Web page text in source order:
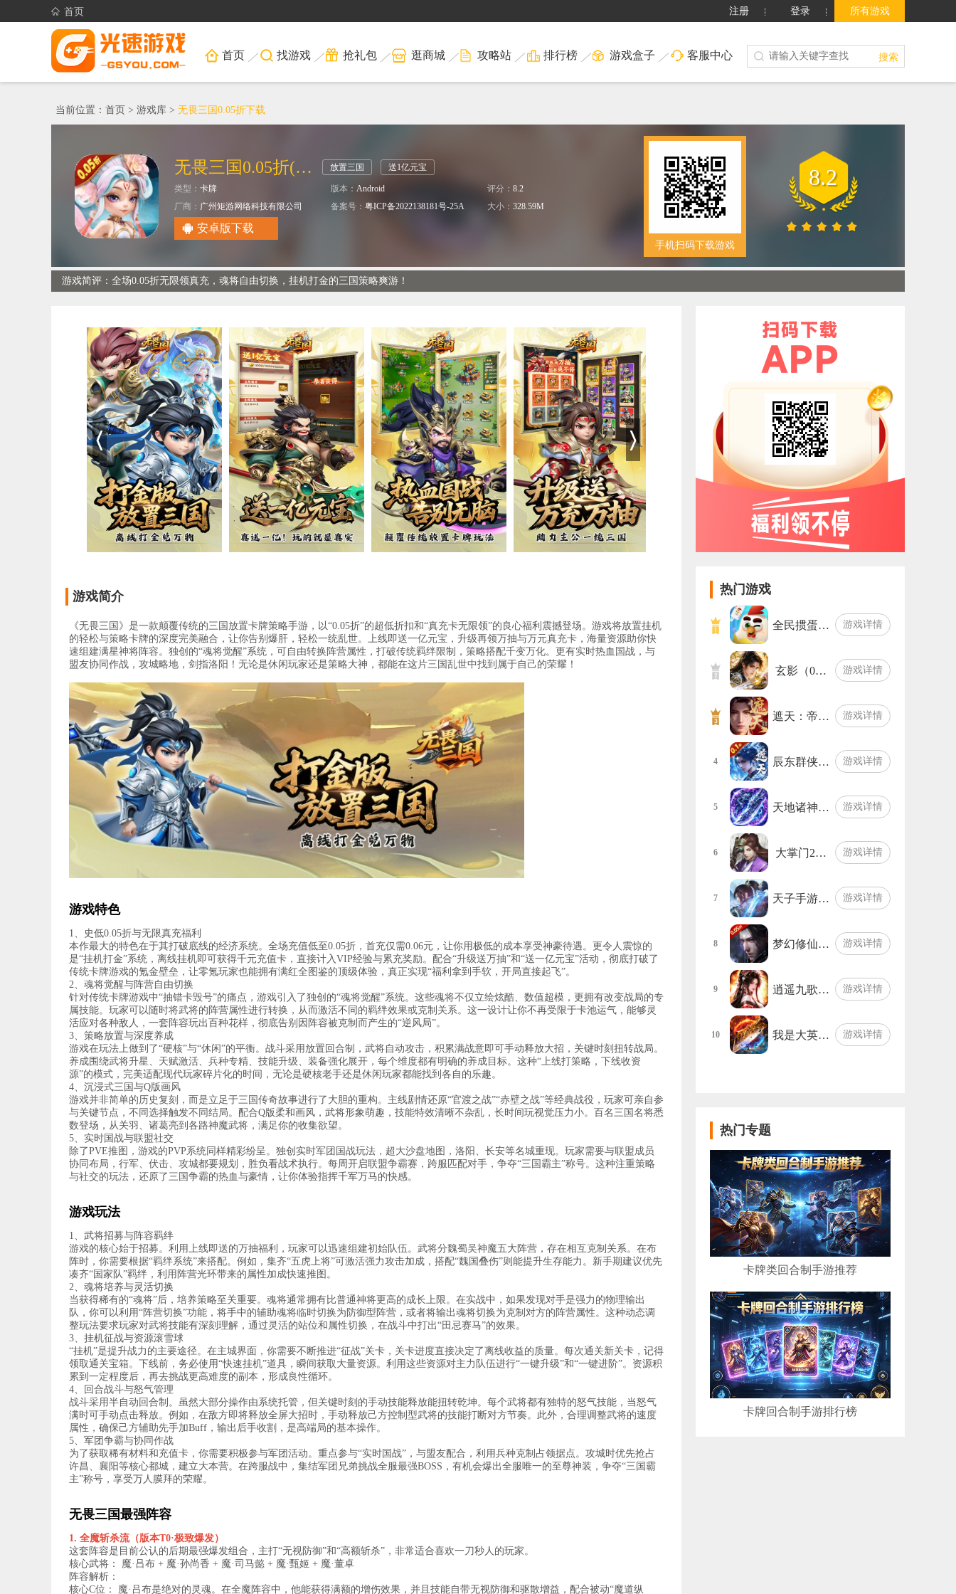
首页 注册 登录 所有游戏
首页 找游戏 抢礼包 逛商城 攻略站 排行榜 游戏盒子 客服中心 搜索
当前位置： 首页 > 游戏库 > 无畏三国0.05折下载
无畏三国0.05折(送满星魔将) 放置三国 送1亿元宝
类型： 卡牌 版本： Android 评分： 8.2
厂商： 广州矩游网络科技有限公司 备案号： 粤ICP备2022138181号-25A 大小： 328.59M
安卓版下载
手机扫码下载游戏
8.2
游戏简评：全场0.05折无限领真充，魂将自由切换，挂机打金的三国策略爽游！
游戏简介
《无畏三国》是一款颠覆传统的三国放置卡牌策略手游，以“0.05折”的超低折扣和“真充卡无限领”的良心福利震撼登场。游戏将放置挂机
的轻松与策略卡牌的深度完美融合，让你告别爆肝，轻松一统乱世。上线即送一亿元宝，升级再领万抽与万元真充卡，海量资源助你快
速组建满星神将阵容。独创的“魂将觉醒”系统，可自由转换阵营属性，打破传统羁绊限制，策略搭配千变万化。更有实时热血国战，与
盟友协同作战，攻城略地，剑指洛阳！无论是休闲玩家还是策略大神，都能在这片三国乱世中找到属于自己的荣耀！
游戏特色
1、史低0.05折与无限真充福利
本作最大的特色在于其打破底线的经济系统。全场充值低至0.05折，首充仅需0.06元，让你用极低的成本享受神豪待遇。更令人震惊的
是“挂机打金”系统，离线挂机即可获得千元充值卡，直接计入VIP经验与累充奖励。配合“升级送万抽”和“送一亿元宝”活动，彻底打破了
传统卡牌游戏的氪金壁垒，让零氪玩家也能拥有满红全图鉴的顶级体验，真正实现“福利拿到手软，开局直接起飞”。
2、魂将觉醒与阵营自由切换
针对传统卡牌游戏中“抽错卡毁号”的痛点，游戏引入了独创的“魂将觉醒”系统。这些魂将不仅立绘炫酷、数值超模，更拥有改变战局的专
属技能。玩家可以随时将武将的阵营属性进行转换，从而激活不同的羁绊效果或克制关系。这一设计让你不再受限于卡池运气，能够灵
活应对各种敌人，一套阵容玩出百种花样，彻底告别因阵容被克制而产生的“逆风局”。
3、策略放置与深度养成
游戏在玩法上做到了“硬核”与“休闲”的平衡。战斗采用放置回合制，武将自动攻击，积累满战意即可手动释放大招，关键时刻扭转战局。
养成围绕武将升星、天赋激活、兵种专精、技能升级、装备强化展开，每个维度都有明确的养成目标。这种“上线打策略，下线收资
源”的模式，完美适配现代玩家碎片化的时间，无论是硬核老手还是休闲玩家都能找到各自的乐趣。
4、沉浸式三国与Q版画风
游戏并非简单的历史复刻，而是立足于三国传奇故事进行了大胆的重构。主线剧情还原“官渡之战”“赤壁之战”等经典战役，玩家可亲自参
与关键节点，不同选择触发不同结局。配合Q版柔和画风，武将形象萌趣，技能特效清晰不杂乱，长时间玩视觉压力小。百名三国名将悉
数登场，从关羽、诸葛亮到各路神魔武将，满足你的收集欲望。
5、实时国战与联盟社交
除了PVE推图，游戏的PVP系统同样精彩纷呈。独创实时军团国战玩法，超大沙盘地图，洛阳、长安等名城重现。玩家需要与联盟成员
协同布局，行军、伏击、攻城都要规划，胜负看战术执行。每周开启联盟争霸赛，跨服匹配对手，争夺“三国霸主”称号。这种注重策略
与社交的玩法，还原了三国争霸的热血与豪情，让你体验指挥千军万马的快感。
游戏玩法
1、武将招募与阵容羁绊
游戏的核心始于招募。利用上线即送的万抽福利，玩家可以迅速组建初始队伍。武将分魏蜀吴神魔五大阵营，存在相互克制关系。在布
阵时，你需要根据“羁绊系统”来搭配。例如，集齐“五虎上将”可激活强力攻击加成，搭配“魏国叠伤”则能提升生存能力。新手期建议优先
凑齐“国家队”羁绊，利用阵营光环带来的属性加成快速推图。
2、魂将培养与灵活切换
当获得稀有的“魂将”后，培养策略至关重要。魂将通常拥有比普通神将更高的成长上限。在实战中，如果发现对手是强力的物理输出
队，你可以利用“阵营切换”功能，将手中的辅助魂将临时切换为防御型阵营，或者将输出魂将切换为克制对方的阵营属性。这种动态调
整玩法要求玩家对武将技能有深刻理解，通过灵活的站位和属性切换，在战斗中打出“田忌赛马”的效果。
3、挂机征战与资源滚雪球
“挂机”是提升战力的主要途径。在主城界面，你需要不断推进“征战”关卡，关卡进度直接决定了离线收益的质量。每次通关新关卡，记得
领取通关宝箱。下线前，务必使用“快速挂机”道具，瞬间获取大量资源。利用这些资源对主力队伍进行“一键升级”和“一键进阶”。资源积
累到一定程度后，再去挑战更高难度的副本，形成良性循环。
4、回合战斗与怒气管理
战斗采用半自动回合制。虽然大部分操作由系统托管，但关键时刻的手动技能释放能扭转乾坤。每个武将都有独特的怒气技能，当怒气
满时可手动点击释放。例如，在敌方即将释放全屏大招时，手动释放己方控制型武将的技能打断对方节奏。此外，合理调整武将的速度
属性，确保己方辅助先手加Buff，输出后手收割，是高端局的基本操作。
5、军团争霸与协同作战
为了获取稀有材料和充值卡，你需要积极参与军团活动。重点参与“实时国战”，与盟友配合，利用兵种克制占领据点。攻城时优先抢占
许昌、襄阳等核心都城，建立大本营。在跨服战中，集结军团兄弟挑战全服最强BOSS，有机会爆出全服唯一的至尊神装，争夺“三国霸
主”称号，享受万人膜拜的荣耀。
无畏三国最强阵容
1. 全魔斩杀流（版本T0·极致爆发）
这套阵容是目前公认的后期最强爆发组合，主打“无视防御”和“高额斩杀”，非常适合喜欢一刀秒人的玩家。
核心武将： 魔·吕布 + 魔·孙尚香 + 魔·司马懿 + 魔·甄姬 + 魔·董卓
阵容解析：
核心C位： 魔·吕布是绝对的灵魂。在全魔阵容中，他能获得满额的增伤效果，并且技能自带无视防御和驱散增益，配合被动“魔道纵
热门游戏
全民掼蛋… 游戏详情
玄影（0… 游戏详情
遮天：帝… 游戏详情
4 辰东群侠… 游戏详情
5 天地诸神… 游戏详情
6 大掌门2… 游戏详情
7 天子手游… 游戏详情
8 梦幻修仙… 游戏详情
9 逍遥九歌… 游戏详情
10 我是大英… 游戏详情
热门专题
卡牌类回合制手游推荐
卡牌回合制手游排行榜